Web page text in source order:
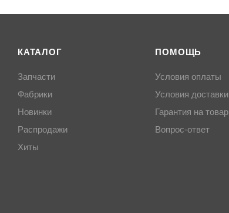
КАТАЛОГ
Запчасти
Фабрики
Новинки
Распродажи
Хиты
ПОМОЩЬ
Условия оплаты
Условия доставки
Гарантия на товар
Вопрос-ответ